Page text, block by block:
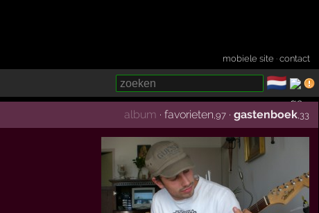
mobiele site ·contact
🇳🇱
album ·favorieten ,97 ·gastenboek ,33